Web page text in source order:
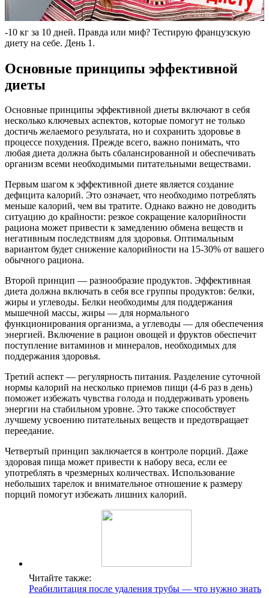
-10 кг за 10 дней. Правда или миф? Тестирую французскую
диету на себе. День 1.
Основные принципы эффективной
диеты
Основные принципы эффективной диеты включают в себя
несколько ключевых аспектов, которые помогут не только
достичь желаемого результата, но и сохранить здоровье в
процессе похудения. Прежде всего, важно понимать, что
любая диета должна быть сбалансированной и обеспечивать
организм всеми необходимыми питательными веществами.
Первым шагом к эффективной диете является создание
дефицита калорий. Это означает, что необходимо потреблять
меньше калорий, чем вы тратите. Однако важно не доводить
ситуацию до крайности: резкое сокращение калорийности
рациона может привести к замедлению обмена веществ и
негативным последствиям для здоровья. Оптимальным
вариантом будет снижение калорийности на 15-30% от вашего
обычного рациона.
Второй принцип — разнообразие продуктов. Эффективная
диета должна включать в себя все группы продуктов: белки,
жиры и углеводы. Белки необходимы для поддержания
мышечной массы, жиры — для нормального
функционирования организма, а углеводы — для обеспечения
энергией. Включение в рацион овощей и фруктов обеспечит
поступление витаминов и минералов, необходимых для
поддержания здоровья.
Третий аспект — регулярность питания. Разделение суточной
нормы калорий на несколько приемов пищи (4-6 раз в день)
поможет избежать чувства голода и поддерживать уровень
энергии на стабильном уровне. Это также способствует
лучшему усвоению питательных веществ и предотвращает
переедание.
Четвертый принцип заключается в контроле порций. Даже
здоровая пища может привести к набору веса, если ее
употреблять в чрезмерных количествах. Использование
небольших тарелок и внимательное отношение к размеру
порций помогут избежать лишних калорий.
Читайте также:
Реабилитация после удаления трубы — что нужно знать